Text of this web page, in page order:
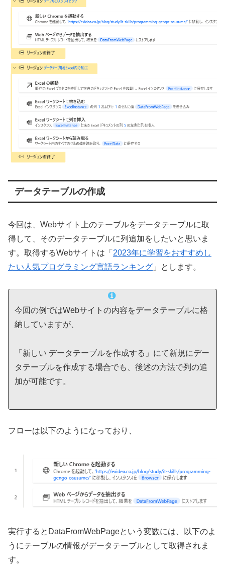
データテーブルの作成
今回は、Webサイト上のテーブルをデータテーブルに取
得して、そのデータテーブルに列追加をしたいと思いま
す。取得するWebサイトは「 2023年に学習をおすすめし
たい人気プログラミング言語ランキング 」とします。
今回の例ではWebサイトの内容をデータテーブルに格
納していますが、
「新しい データテーブルを作成する」にて新規にデー
タテーブルを作成する場合でも、後述の方法で列の追
加が可能です。
フローは以下のようになっており、
実行するとDataFromWebPageという変数には、以下のよ
うにテーブルの情報がデータテーブルとして取得されま
す。